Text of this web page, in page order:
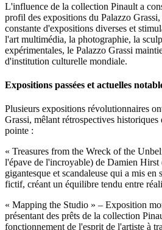
L'influence de la collection Pinault a
profil des expositions du Palazzo
constante d'expositions diverses et
l'art multimédia, la photographie, la
expérimentales, le Palazzo Grassi
d'institution culturelle mondiale.
Expositions passées et actuelles
Plusieurs expositions révolutionnaires
Grassi, mêlant rétrospectives
pointe :
« Treasures from the Wreck of the
l'épave de l'incroyable) de Damien
gigantesque et scandaleuse qui a mis en
fictif, créant un équilibre tendu entre
« Mapping the Studio » – Exposition
présentant des prêts de la collection
fonctionnement de l'esprit de l'artiste à